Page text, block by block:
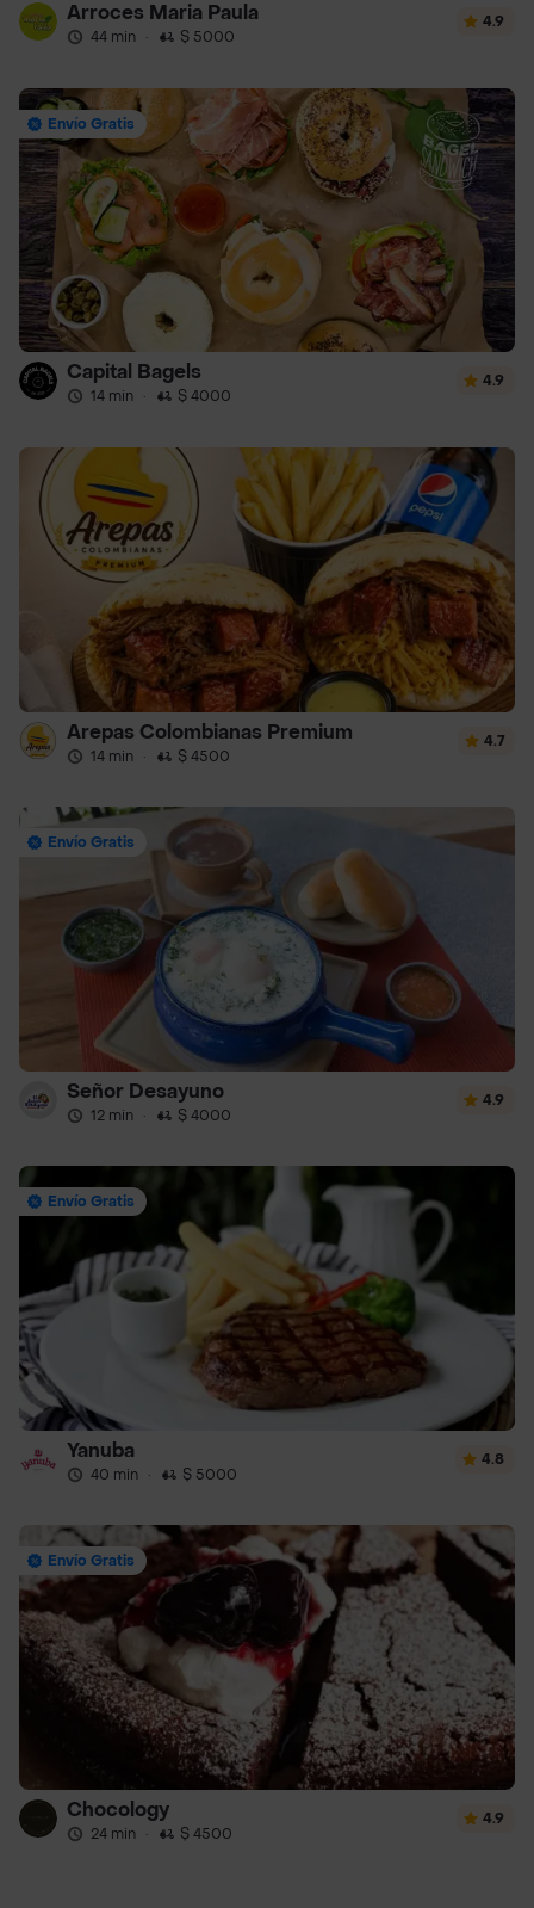
Arroces Maria Paula
44 min · $ 5000
4.9
Envío Gratis
Capital Bagels
14 min · $ 4000
4.9
Arepas Colombianas Premium
14 min · $ 4500
4.7
Envío Gratis
Señor Desayuno
12 min · $ 4000
4.9
Envío Gratis
Yanuba
40 min · $ 5000
4.8
Envío Gratis
Chocology
24 min · $ 4500
4.9